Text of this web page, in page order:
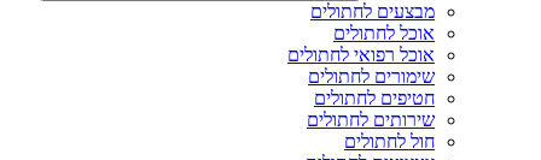
מבצעים לחתולים
אוכל לחתולים
אוכל רפואי לחתולים
שימורים לחתולים
חטיפים לחתולים
שירותים לחתולים
חול לחתולים